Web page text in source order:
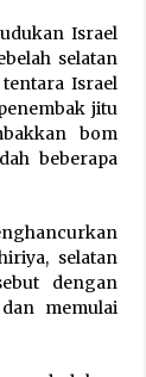
Israel
selatan
Israel
jitu
bom
beberapa
selatan
dengan
memulai